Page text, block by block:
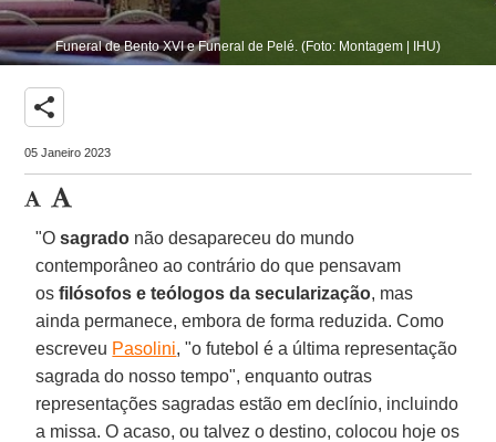
Funeral de Bento XVI e Funeral de Pelé. (Foto: Montagem | IHU)
share
05 Janeiro 2023
"Osagrado não desapareceu do mundo
contemporâneo ao contrário do que pensavam
osfilósofos e teólogos da secularização, mas
ainda permanece, embora de forma reduzida. Como
escreveu Pasolini, "o futebol é a última representação
sagrada do nosso tempo", enquanto outras
representações sagradas estão em declínio, incluindo
a missa. O acaso, ou talvez o destino, colocou hoje os